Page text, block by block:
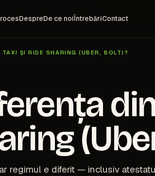
DespreDe ce noiÎntrebăriContact
TAXI ȘI RIDE SHARING (UBER, BOLT)?
regimul e diferit — inclusiv